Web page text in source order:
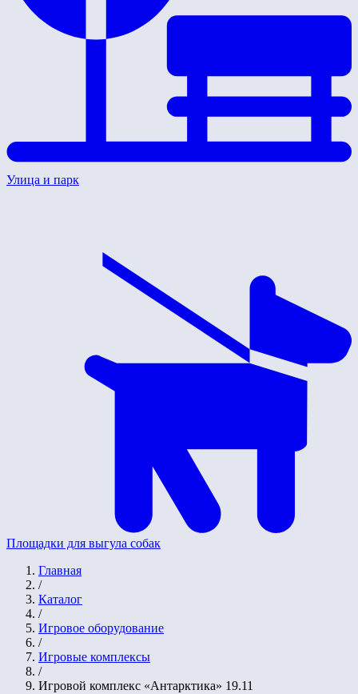
Улица и парк
Площадки для выгула собак
Главная
/
Каталог
/
Игровое оборудование
/
Игровые комплексы
/
Игровой комплекс «Антарктика» 19.11